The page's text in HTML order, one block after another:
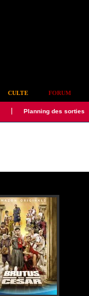
CULTE FORUM
Planning des sorties